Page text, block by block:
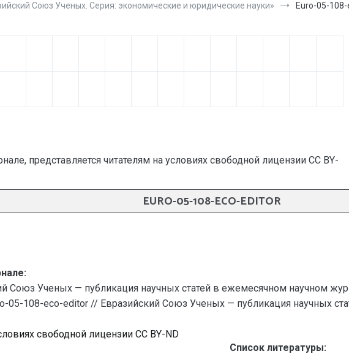
Союз Ученых. Серия: экономические и юридические науки» Euro-05-
представляется читателям на условиях свободной лицензии CC BY-
EURO-05-108-ECO-EDITOR
Союз Ученых — публикация научных статей в ежемесячном научном
05-108-eco-editor // Евразийский Союз Ученых — публикация научных
свободной лицензии CC BY-ND
Список литературы: